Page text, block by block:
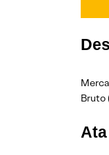
Bruto